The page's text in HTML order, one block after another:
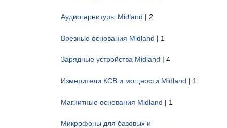
Аудиогарнитуры Midland | 2
Врезные основания Midland | 1
Зарядные устройства Midland | 4
Измерители КСВ и мощности Midland | 1
Магнитные основания Midland | 1
Микрофоны для базовых и